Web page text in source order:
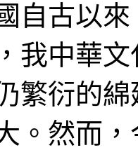
自古以
我中華
繁衍的
。然而